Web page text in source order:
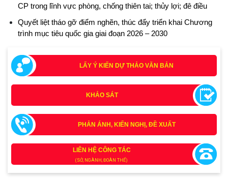
CP trong lĩnh vực phòng, chống thiên tai; thủy lợi; đê điều
Quyết liệt tháo gỡ điểm nghẽn, thúc đẩy triển khai Chương
trình mục tiêu quốc gia giai đoạn 2026 – 2030
LẤY Ý KIẾN DỰ THẢO VĂN BẢN
KHẢO SÁT
PHẢN ÁNH, KIẾN NGHỊ, ĐỀ XUẤT
LIÊN HỆ CÔNG TÁC
(SỞ, NGÀNH, ĐOÀN THỂ)
Tích cực tham gia góp ý, tuyên truyền dự thảo Bộ luật Hình
sự (sửa đổi) và Luật Tổ chức cơ quan điều tra (sửa đổi)
Quy định xử phạt vi phạm vi định giao thông đường bộ